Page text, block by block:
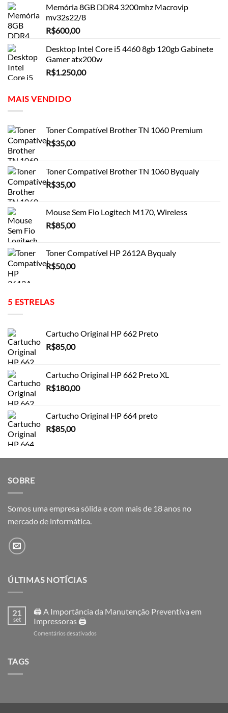
Memória 8GB DDR4 3200mhz Macrovip
mv32s22/8
R$600,00
Desktop Intel Core i5 4460 8gb 120gb Gabinete
Gamer atx200w
R$1.250,00
MAIS VENDIDO
Toner Compatível Brother TN 1060 Premium
R$35,00
Toner Compatível Brother TN 1060 Byqualy
R$35,00
Mouse Sem Fio Logitech M170, Wireless
R$85,00
Toner Compatível HP 2612A Byqualy
R$50,00
5 ESTRELAS
Cartucho Original HP 662 Preto
R$85,00
Cartucho Original HP 662 Preto XL
R$180,00
Cartucho Original HP 664 preto
R$85,00
SOBRE
Somos uma empresa sólida e com mais de 18 anos no
mercado de informática.
ÚLTIMAS NOTÍCIAS
21
set
🖨️ A Importância da Manutenção Preventiva em
Impressoras 🖨️
Comentários desativados
Impressoras
TAGS